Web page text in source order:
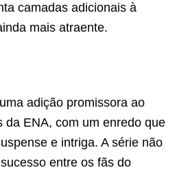
camadas adicionais à
mais atraente.
adição promissora ao
da ENA, com um enredo que
e intriga. A série não
entre os fãs do